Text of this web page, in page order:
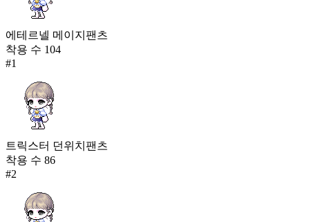
에테르넬 메이지팬츠
착용 수 104
#1
트릭스터 던위치팬츠
착용 수 86
#2